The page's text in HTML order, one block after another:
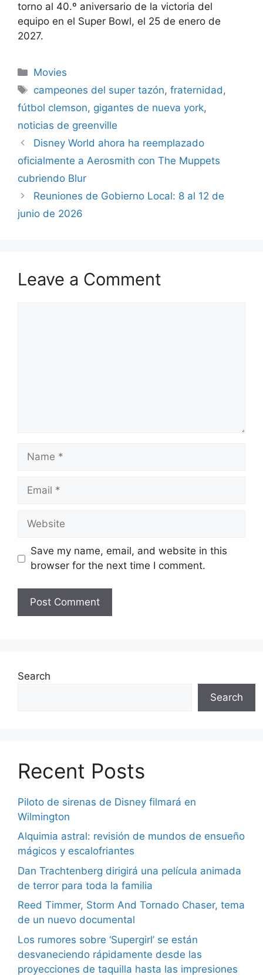
torno al 40.º aniversario de la victoria del
equipo en el Super Bowl, el 25 de enero de
2027.
Categories
Movies
Tags
campeones del super tazón,fraternidad,
fútbol clemson, gigantes de nueva york,
noticias de greenville
Disney World ahora ha reemplazado
oficialmente a Aerosmith con The Muppets
cubriendo Blur
Reuniones de Gobierno Local: 8 al 12 de
junio de 2026
Leave a Comment
Name
Email
Website
Save my name, email, and website in this
browser for the next time I comment.
Search
Search
Recent Posts
Piloto de sirenas de Disney filmará en
Wilmington
Alquimia astral: revisión de mundos de ensueño
mágicos y escalofriantes
Dan Trachtenberg dirigirá una película animada
de terror para toda la familia
Reed Timmer, Storm And Tornado Chaser, tema
de un nuevo documental
Los rumores sobre ‘Supergirl’ se están
desvaneciendo rápidamente desde las
proyecciones de taquilla hasta las impresiones